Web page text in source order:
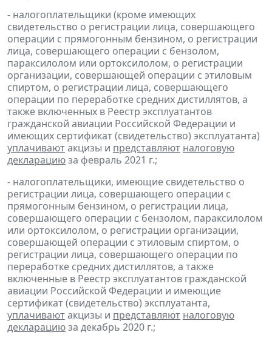
- налогоплательщики (кроме имеющих
свидетельство о регистрации лица, совершающего
операции с прямогонным бензином, о регистрации
лица, совершающего операции с бензолом,
параксилолом или ортоксилолом, о регистрации
организации, совершающей операции с этиловым
спиртом, о регистрации лица, совершающего
операции по переработке средних дистиллятов, а
также включенных в Реестр эксплуатантов
гражданской авиации Российской Федерации и
имеющих сертификат (свидетельство) эксплуатанта)
уплачиваютакцизы и представляют налоговую
декларациюза февраль 2021 г.;
- налогоплательщики, имеющие свидетельство о
регистрации лица, совершающего операции с
прямогонным бензином, о регистрации лица,
совершающего операции с бензолом, параксилолом
или ортоксилолом, о регистрации организации,
совершающей операции с этиловым спиртом, о
регистрации лица, совершающего операции по
переработке средних дистиллятов, а также
включенные в Реестр эксплуатантов гражданской
авиации Российской Федерации и имеющие
сертификат (свидетельство) эксплуатанта,
уплачиваютакцизы и представляют налоговую
декларациюза декабрь 2020 г.;